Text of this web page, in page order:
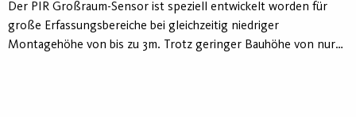
Der PIR Großraum-Sensor ist speziell entwickelt worden für
große Erfassungsbereiche bei gleichzeitig niedriger
Montagehöhe von bis zu 3m. Trotz geringer Bauhöhe von nur